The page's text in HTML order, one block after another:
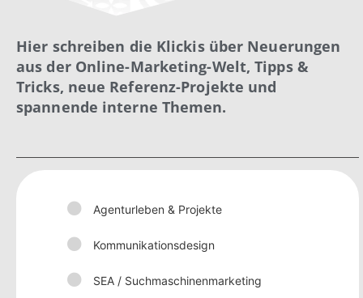
Hier schreiben die Klickis über Neuerungen
aus der Online-Marketing-Welt, Tipps &
Tricks, neue Referenz-Projekte und
spannende interne Themen.
Agenturleben & Projekte
Kommunikationsdesign
SEA / Suchmaschinenmarketing